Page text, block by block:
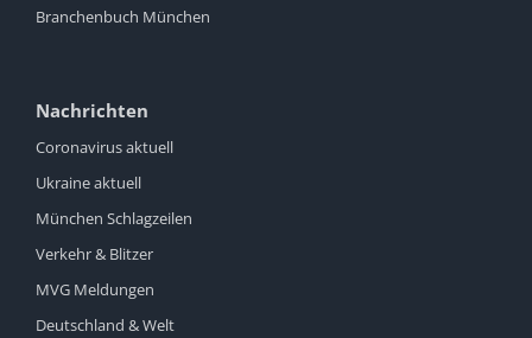
Branchenbuch München
Nachrichten
Coronavirus aktuell
Ukraine aktuell
München Schlagzeilen
Verkehr & Blitzer
MVG Meldungen
Deutschland & Welt